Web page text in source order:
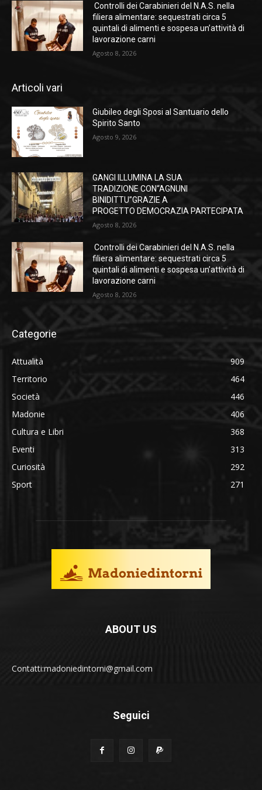
Controlli dei Carabinieri del N.A.S. nella
filiera alimentare: sequestrati circa 5
quintali di alimenti e sospesa un’attività di
lavorazione carni
Agosto 8, 2026
Articoli vari
Giubileo degli Sposi al Santuario dello
Spirito Santo
Agosto 9, 2026
GANGI ILLUMINA LA SUA
TRADIZIONE CON“AGNUNI
BINIDITTU”GRAZIE A
PROGETTO DEMOCRAZIA PARTECIPATA
Agosto 8, 2026
Controlli dei Carabinieri del N.A.S. nella
filiera alimentare: sequestrati circa 5
quintali di alimenti e sospesa un’attività di
lavorazione carni
Agosto 8, 2026
Categorie
Attualità
909
Territorio
464
Società
446
Madonie
406
Cultura e Libri
368
Eventi
313
Curiosità
292
Sport
271
ABOUT US
Contatti:madoniedintorni@gmail.com
Seguici